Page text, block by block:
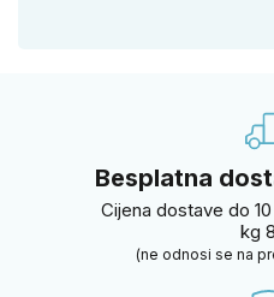
Besplatna
Cijena dostave do
kg
(ne odnosi se na